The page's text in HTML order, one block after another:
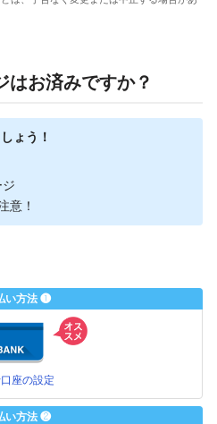
はお済みですか？
ょう！
意！
い方法 ❶
座の設定
い方法 ❷